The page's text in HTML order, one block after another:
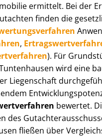
ermittelt. Bei der
finden die
,
). Für
wird eine
Liegenschaft
bewertet.
des
fließen über